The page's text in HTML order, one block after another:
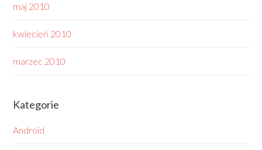
maj 2010
kwiecień 2010
marzec 2010
Kategorie
Android